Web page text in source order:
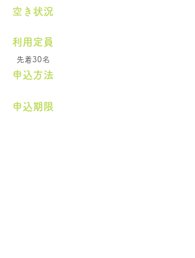
空き状況
​利用定員
先着30名
申込方法
申込期限